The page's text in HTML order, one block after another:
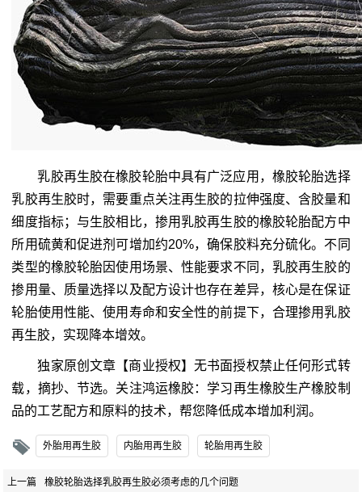
乳胶再生胶在橡胶轮胎中具有广泛应用，橡胶轮胎选择
乳胶再生胶时，需要重点关注再生胶的拉伸强度、含胶量和
细度指标；与生胶相比，掺用乳胶再生胶的橡胶轮胎配方中
所用硫黄和促进剂可增加约20%，确保胶料充分硫化。不同
类型的橡胶轮胎因使用场景、性能要求不同，乳胶再生胶的
掺用量、质量选择以及配方设计也存在差异，核心是在保证
轮胎使用性能、使用寿命和安全性的前提下，合理掺用乳胶
再生胶，实现降本增效。
独家原创文章【商业授权】无书面授权禁止任何形式转
载，摘抄、节选。关注鸿运橡胶：学习再生橡胶生产橡胶制
品的工艺配方和原料的技术，帮您降低成本增加利润。
外胎用再生胶 内胎用再生胶 轮胎用再生胶
上一篇
橡胶轮胎选择乳胶再生胶必须考虑的几个问题